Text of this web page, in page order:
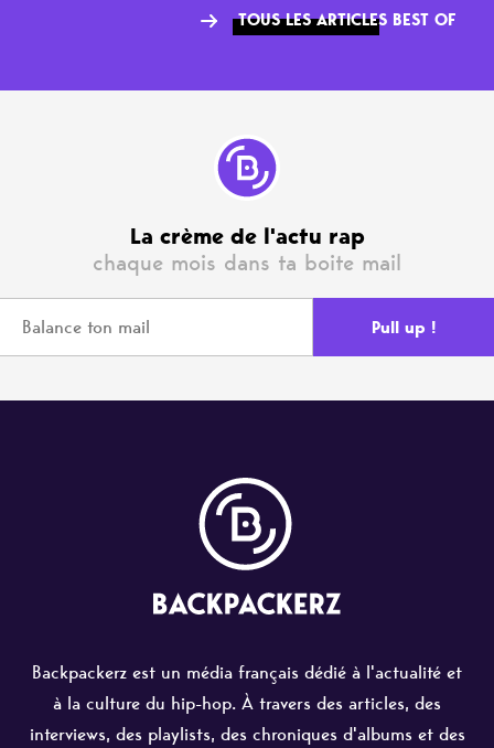
TOUS LES ARTICLES BEST OF
La crème de l'actu rap
chaque mois dans ta boite mail
Backpackerz est un média français dédié à l'actualité et
à la culture du hip-hop. À travers des articles, des
interviews, des playlists, des chroniques d'albums et des